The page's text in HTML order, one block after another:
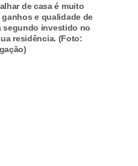
de casa é muito
ganhos e qualidade de
segundo investido no
residência. (Foto: